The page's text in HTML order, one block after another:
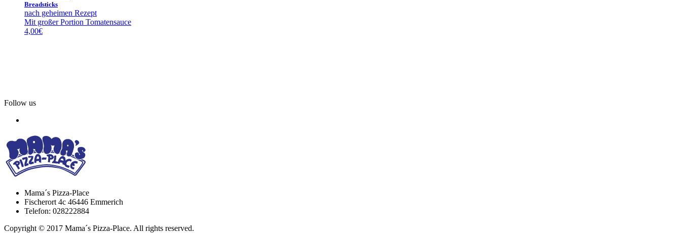
Breadsticks
nach geheimen Rezept
Mit großer Portion Tomatensauce
4,00€
Follow us
Mama´s Pizza-Place
Fischerort 4c 46446 Emmerich
Telefon: 028222884
Copyright © 2017 Mama´s Pizza-Place. All rights reserved.